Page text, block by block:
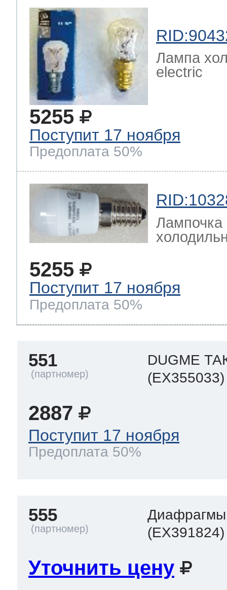
Лампа
electric
5255
Поступит 17 ноября
Предоплата 50%
Лампочка
5255
Поступит 17 ноября
Предоплата 50%
551
DUGME
(EX355033)
2887
Поступит 17 ноября
Предоплата 50%
555
Диафрагмы
(EX391824)
Уточнить цену